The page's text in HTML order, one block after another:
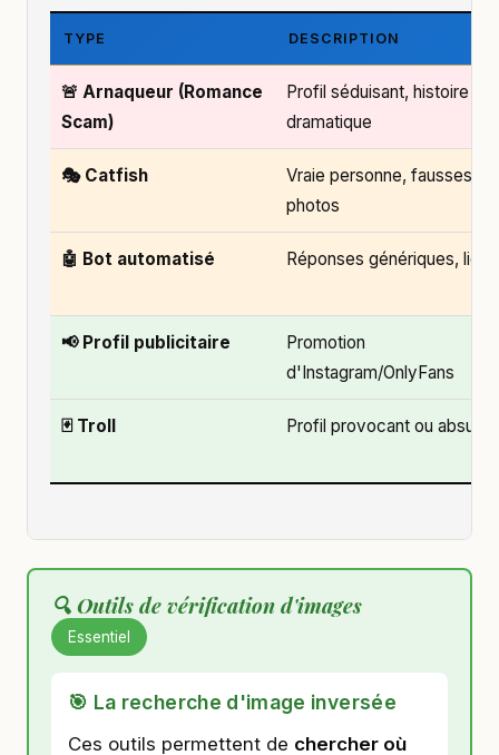
TYPE DESCRIPTION
🚨 Arnaqueur (Romance
Scam)
Profil séduisant, histoire
dramatique
🎭 Catfish
Vraie personne, fausses
photos
🤖 Bot automatisé Réponses génériques, liens
📢 Profil publicitaire
Promotion
d'Instagram/OnlyFans
🃏 Troll Profil provocant ou absurde
🔍 Outils de vérification d'images
Essentiel
🎯 La recherche d'image inversée
Ces outils permettent de chercher où